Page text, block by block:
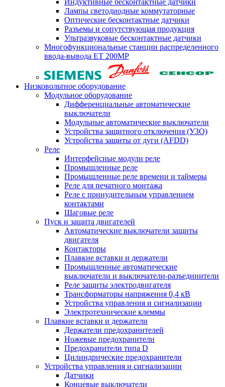
Индуктивные бесконтактные датчики
Лампы светодиодные коммутаторные
Оптические бесконтактные датчики
Разъемы и сопутствующая продукция
Ультразвуковые бесконтактные датчики
Многофункциональные станции распределенного
ввода-вывода ET 200MP
Низковольтное оборудование
Модульное оборудование
Дифференциальные автоматические
выключатели
Модульные автоматические выключатели
Устройства защитного отключения (УЗО)
Устройства защиты от дуги (AFDD)
Реле
Интерфейсные модули реле
Промышленные реле
Промышленные реле времени и таймеры
Реле для печатного монтажа
Реле с принудительным управлением
контактами
Шаговые реле
Пуск и защита двигателей
Автоматические выключатели защиты
двигателя
Контакторы
Плавкие вставки и держатели
Промышленные автоматические
выключатели и выключатели-разъединители
Реле защиты электродвигателя
Трансформаторы напряжения 0,4 кВ
Устройства управления и сигнализации
Электротехнические клеммы
Плавкие вставки и держатели
Держатели предохранителей
Ножевые предохранители
Предохранители типа D
Цилиндрические предохранители
Устройства управления и сигнализации
Датчики
Концевые выключатели